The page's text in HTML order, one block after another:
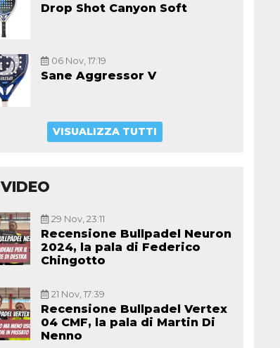
Drop Shot Canyon Soft
06 Nov, 17:19
Sane Aggressor V
VISUALIZZA TUTTI
VIDEO
29 Nov, 23:11
Recensione Bullpadel Neuron
2024, la pala di Federico
Chingotto
21 Nov, 17:39
Recensione Bullpadel Vertex
04 CMF, la pala di Martin Di
Nenno